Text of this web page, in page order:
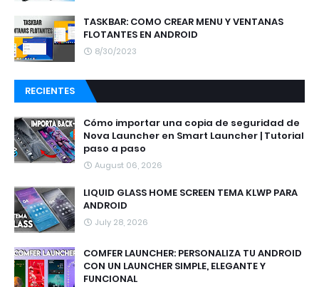
TASKBAR: COMO CREAR MENU Y VENTANAS
FLOTANTES EN ANDROID
8/30/2023
RECIENTES
Cómo importar una copia de seguridad de
Nova Launcher en Smart Launcher | Tutorial
paso a paso
August 06, 2026
LIQUID GLASS HOME SCREEN TEMA KLWP PARA
ANDROID
July 28, 2026
COMFER LAUNCHER: PERSONALIZA TU ANDROID
CON UN LAUNCHER SIMPLE, ELEGANTE Y
FUNCIONAL